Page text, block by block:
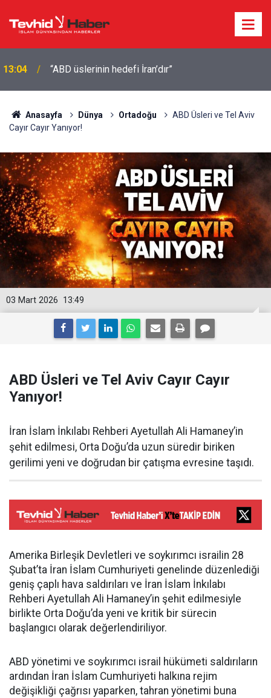
13:04 “ABD üslerinin hedefi İran’dır”
Anasayfa Dünya Ortadoğu
ABD Üsleri ve Tel Aviv
Cayır Cayır Yanıyor!
13:49
03 Mart 2026
ABD Üsleri ve Tel Aviv Cayır Cayır
Yanıyor!
İran İslam İnkılabı Rehberi Ayetullah Ali Hamaney’in
şehit edilmesi, Orta Doğu’da uzun süredir biriken
gerilimi yeni ve doğrudan bir çatışma evresine taşıdı.
Amerika Birleşik Devletleri ve soykırımcı israilin 28
Şubat’ta İran İslam Cumhuriyeti genelinde düzenlediği
geniş çaplı hava saldırıları ve İran İslam İnkılabı
Rehberi Ayetullah Ali Hamaney’in şehit edilmesiyle
birlikte Orta Doğu’da yeni ve kritik bir sürecin
başlangıcı olarak değerlendiriliyor.
ABD yönetimi ve soykırımcı israil hükümeti saldırıların
ardından İran İslam Cumhuriyeti halkına rejim
değişikliği çağrısı yaparken, tahran yönetimi buna